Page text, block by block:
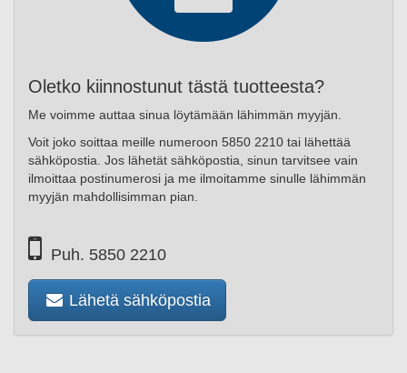
Oletko kiinnostunut tästä tuotteesta?
Me voimme auttaa sinua löytämään lähimmän myyjän.
Voit joko soittaa meille numeroon 5850 2210 tai lähettää
sähköpostia. Jos lähetät sähköpostia, sinun tarvitsee vain
ilmoittaa postinumerosi ja me ilmoitamme sinulle lähimmän
myyjän mahdollisimman pian.
Puh. 5850 2210
Lähetä sähköpostia